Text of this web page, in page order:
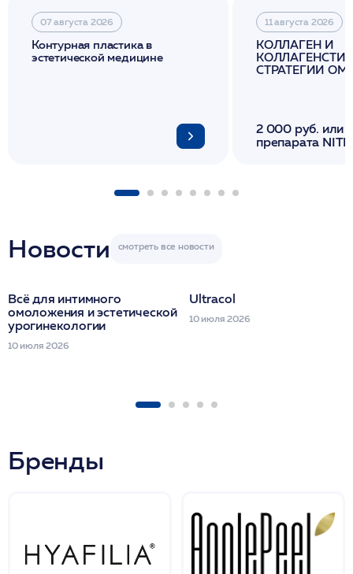
07 августа 2026
Контурная пластика в
эстетической медицине
11 августа 2026
КОЛЛАГЕН И
СТРАТЕГИИ
2 000 руб. или
препарата
Новости
Всё для интимного
омоложения и эстетической
урогинекологии
10 июля 2026
Ultracol
10 июля 2026
Бренды